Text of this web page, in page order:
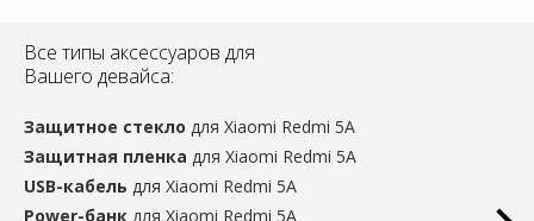
Все типы аксессуаров для
Вашего девайса:
Защитное стекло для Xiaomi Redmi 5A
Защитная пленка для Xiaomi Redmi 5A
USB-кабель для Xiaomi Redmi 5A
Power-банк для Xiaomi Redmi 5A